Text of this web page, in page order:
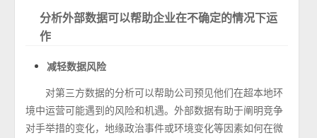
分析外部数据可以帮助企业在不确定的情况下运
作
减轻数据风险
对第三方数据的分析可以帮助公司预见他们在超本地环
境中运营可能遇到的风险和机遇。外部数据有助于阐明竞争
对手举措的变化，地缘政治事件或环境变化等因素如何在微